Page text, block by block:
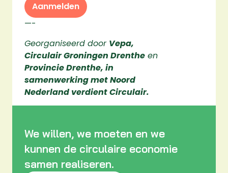
Aanmelden
—-
Georganiseerd door Vepa,
Circulair Groningen Drenthe en
Provincie Drenthe, in
samenwerking met Noord
Nederland verdient Circulair.
We willen, we moeten en we
kunnen de circulaire economie
samen realiseren.